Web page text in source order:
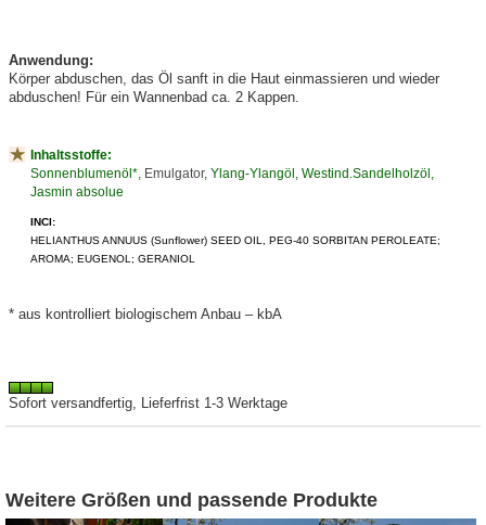
Anwendung:
Körper abduschen, das Öl sanft in die Haut einmassieren und wieder
abduschen! Für ein Wannenbad ca. 2 Kappen.
Inhaltsstoffe:
Sonnenblumenöl*, Emulgator, Ylang-Ylangöl, Westind.Sandelholzöl,
Jasmin absolue
INCI:
HELIANTHUS ANNUUS (Sunflower) SEED OIL, PEG-40 SORBITAN PEROLEATE;
AROMA; EUGENOL; GERANIOL
* aus kontrolliert biologischem Anbau – kbA
Sofort versandfertig, Lieferfrist 1-3 Werktage
Weitere Größen und passende Produkte